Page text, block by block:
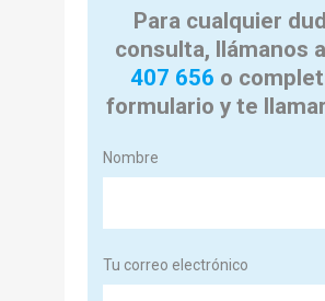
Para cualquier
consulta, llámanos
407 656 o
formulario y te
Nombre
Tu correo electrónico